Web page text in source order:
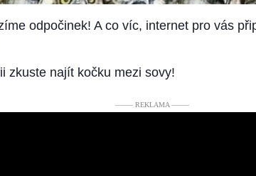
odpočinek! A co víc, internet pro vás
zkuste najít kočku mezi sovy!
––––– REKLAMA –––––